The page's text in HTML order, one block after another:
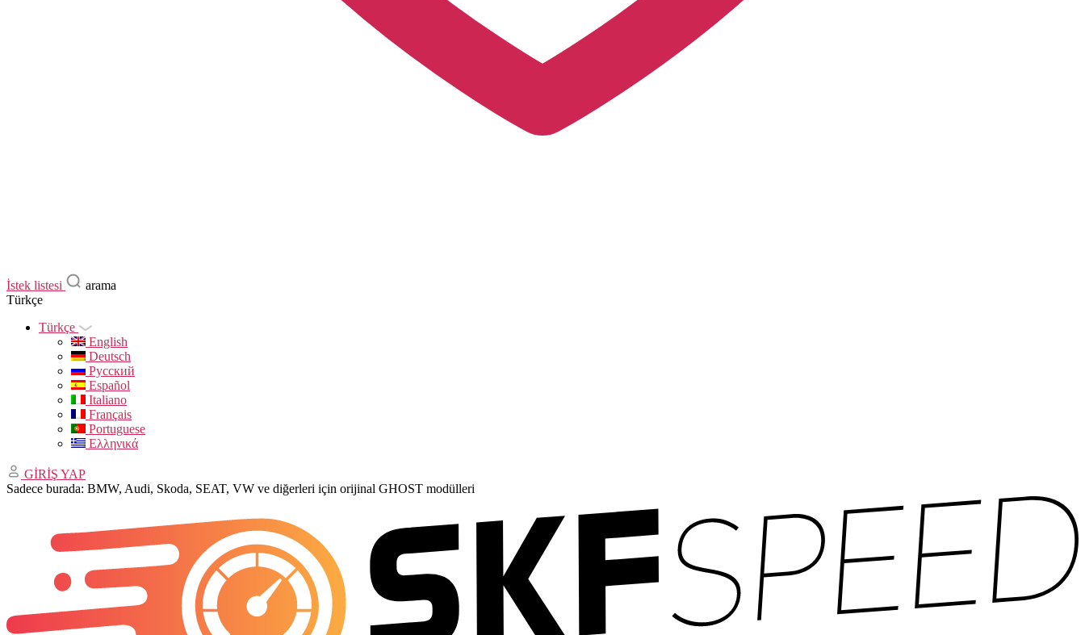
İstek listesi
arama
Türkçe
Türkçe
English
Deutsch
Русский
Español
Italiano
Français
Portuguese
Ελληνικά
GİRİŞ YAP
Sadece burada: BMW, Audi, Skoda, SEAT, VW ve diğerleri için orijinal GHOST modülleri